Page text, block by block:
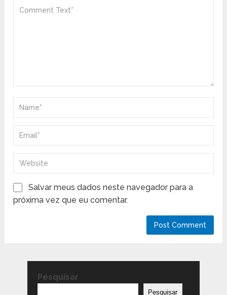
Salvar meus dados neste navegador para a
próxima vez que eu comentar.
Pesquisar
Pesquisar